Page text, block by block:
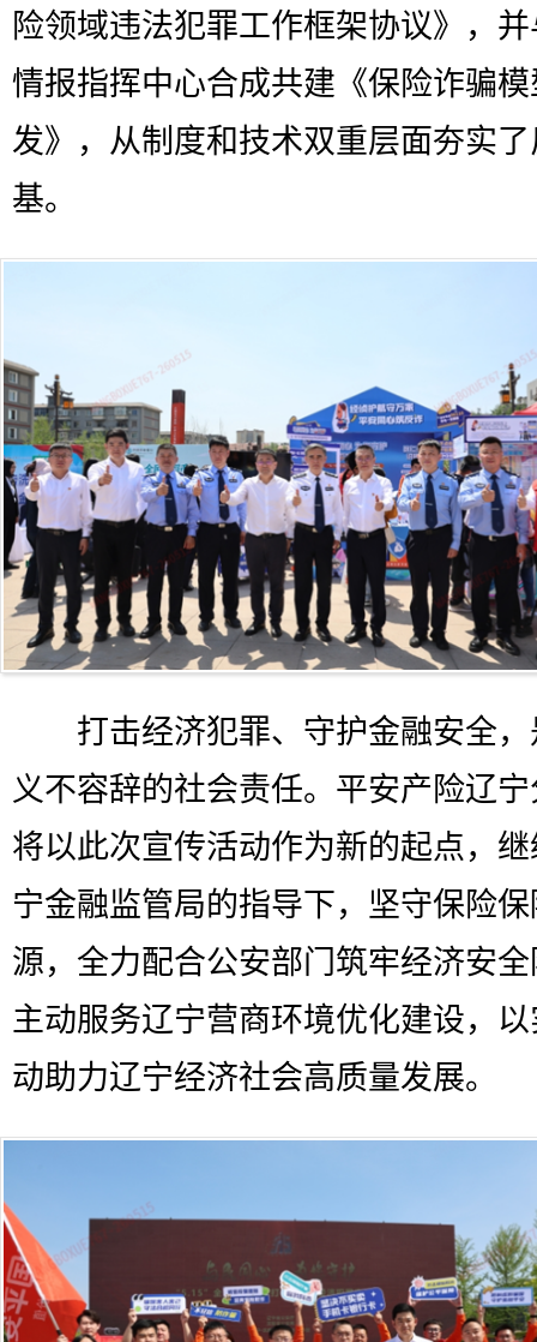
险领域违法犯罪工作框架协议》，
情报指挥中心合成共建《保险诈骗
发》，从制度和技术双重层面夯实
基。
打击经济犯罪、守护金融安全，
义不容辞的社会责任。平安产险辽
将以此次宣传活动作为新的起点，
宁金融监管局的指导下，坚守保险
源，全力配合公安部门筑牢经济安
主动服务辽宁营商环境优化建设，
动助力辽宁经济社会高质量发展。